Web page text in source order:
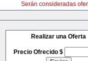
Serán consideradas
Realizar una Oferta
Precio Ofrecido $